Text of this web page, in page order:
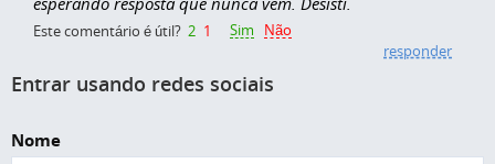
Este comentário é útil? 2 1 Sim
Não
responder
Entrar usando redes sociais
Nome